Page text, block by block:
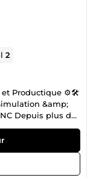
2
et Productique ⚙️🛠️
&amp;
Depuis plus de
mécanique et
et passion
en génie
en Conception